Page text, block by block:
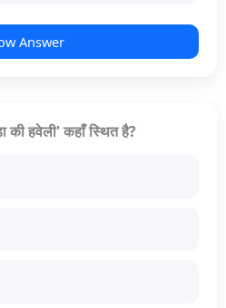
Answer
की हवेली' कहाँ स्थित है?